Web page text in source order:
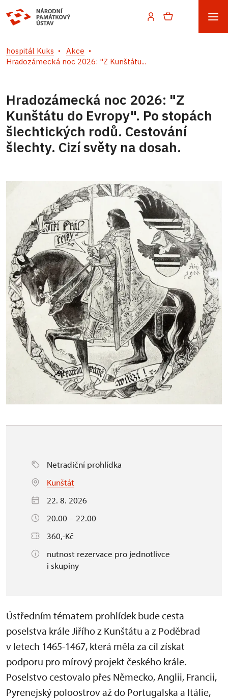
hospitál Kuks
Akce
Hradozámecká noc 2026: "Z Kunštátu...
Hradozámecká noc 2026: "Z
Kunštátu do Evropy". Po stopách
šlechtických rodů. Cestování
šlechty. Cizí světy na dosah.
Netradiční prohlídka
Kunštát
22. 8. 2026
20.00 – 22.00
360,-Kč
nutnost rezervace pro jednotlivce
i skupiny
Ústředním tématem prohlídek bude cesta
poselstva krále Jiřího z Kunštátu a z Poděbrad
v letech 1465-1467, která měla za cíl získat
podporu pro mírový projekt českého krále.
Poselstvo cestovalo přes Německo, Anglii, Francii,
Pyrenejský poloostrov až do Portugalska a Itálie,